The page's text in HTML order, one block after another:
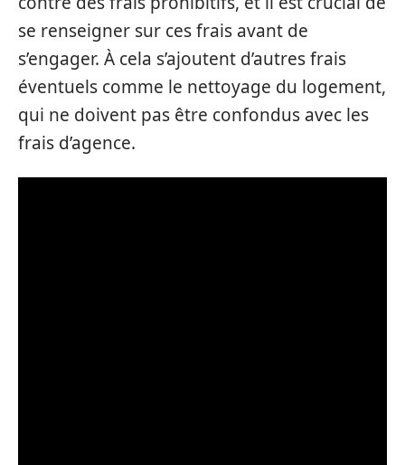
se renseigner sur ces frais avant de
s’engager. À cela s’ajoutent d’autres frais
éventuels comme le nettoyage du logement,
qui ne doivent pas être confondus avec les
frais d’agence.